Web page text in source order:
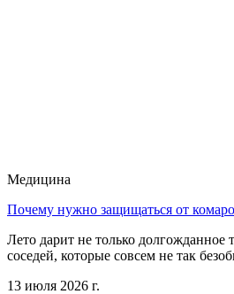
Медицина
Почему нужно защищаться от
Лето дарит не только долгожданное
соседей, которые совсем не так
13 июля 2026 г.